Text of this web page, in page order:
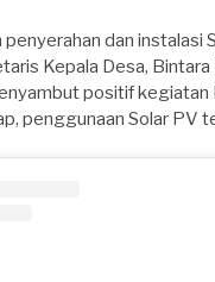
penyerahan dan
Kepala Desa,
positif
penggunaan Solar PV